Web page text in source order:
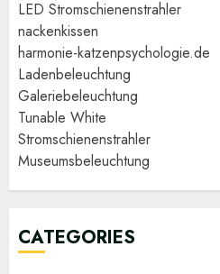
LED Stromschienenstrahler
nackenkissen
harmonie-katzenpsychologie.de
Ladenbeleuchtung
Galeriebeleuchtung
Tunable White
Stromschienenstrahler
Museumsbeleuchtung
CATEGORIES